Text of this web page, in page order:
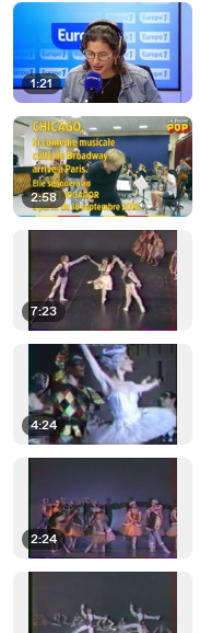
1:21
2:58
7:23
4:24
2:24